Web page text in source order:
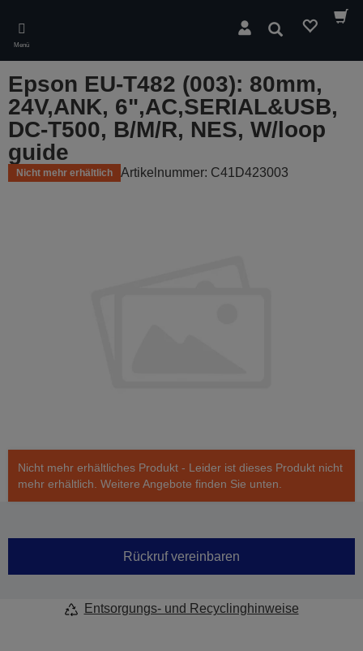
main
content
Menü
Suchen
Epson EU-T482 (003): 80mm,
24V,ANK, 6",AC,SERIAL&USB,
DC-T500, B/M/R, NES, W/loop
guide
Nicht mehr erhältlich Artikelnummer: C41D423003
Nicht mehr erhältliches Produkt - Leider ist dieses Produkt nicht
mehr erhältlich. Weitere Angebote finden Sie unten.
Rückruf vereinbaren
Entsorgungs- und Recyclinghinweise